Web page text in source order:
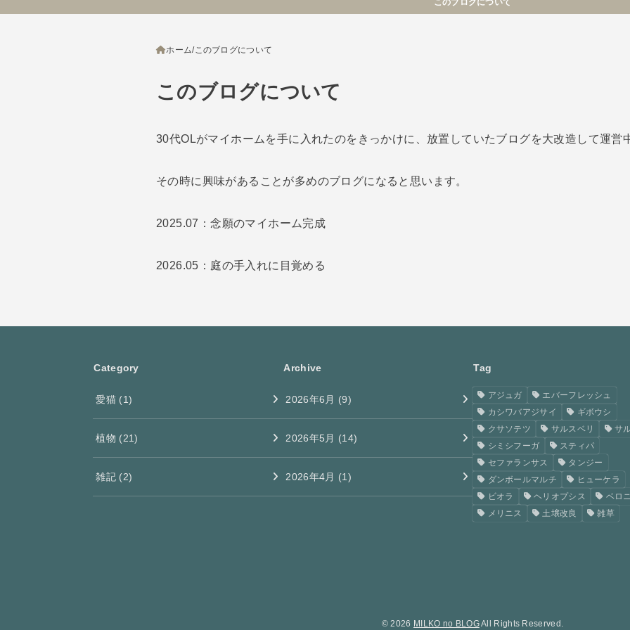
このブログについて
ホーム このブログについて
このブログについて
30代OLがマイホームを手に入れたのをきっかけに、放置していたブログを大改造して運営
その時に興味があることが多めのブログになると思います。
2025.07：念願のマイホーム完成
2026.05：庭の手入れに目覚める
Category
愛猫 (1)
植物 (21)
雑記 (2)
Archive
2026年6月 (9)
2026年5月 (14)
2026年4月 (1)
Tag
アジュガ
エバーフレッシュ
カシワバアジサイ
ギボウシ
クサソテツ
サルスベリ
サ
シミシフーガ
スティパ
セファランサス
タンジー
ダンボールマルチ
ヒューケラ
ビオラ
ヘリオプシス
ベロ
メリニス
土壌改良 雑草
© 2026 MILKO no BLOGAll Rights Reserved.